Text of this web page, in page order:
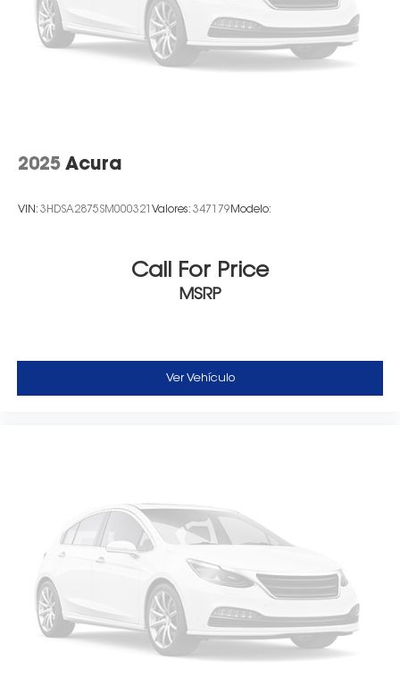
2025 Acura
VIN: 3HDSA2875SM000321 Valores: 347179 Modelo:
Call For Price
MSRP
Ver Vehículo